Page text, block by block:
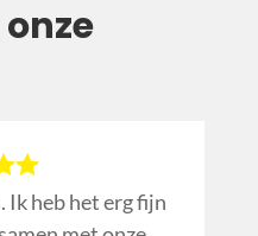
Ik heb het erg fijn